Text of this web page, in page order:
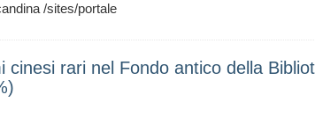
/sites/portale
cinesi rari nel Fondo antico della